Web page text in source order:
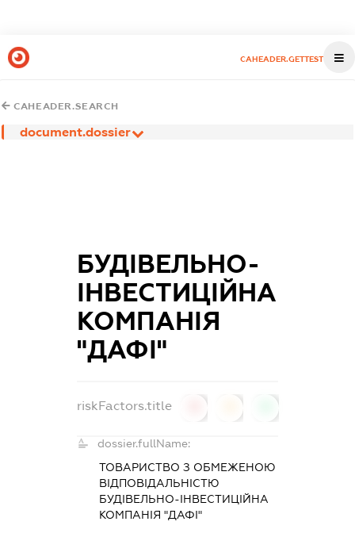
CAHEADER.GETTEST
CAHEADER.SEARCH
document.dossier
БУДІВЕЛЬНО-
ІНВЕСТИЦІЙНА
КОМПАНІЯ
"ДАФІ"
riskFactors.title
dossier.fullName:
ТОВАРИСТВО З ОБМЕЖЕНОЮ
ВІДПОВІДАЛЬНІСТЮ
БУДІВЕЛЬНО-ІНВЕСТИЦІЙНА
КОМПАНІЯ "ДАФІ"